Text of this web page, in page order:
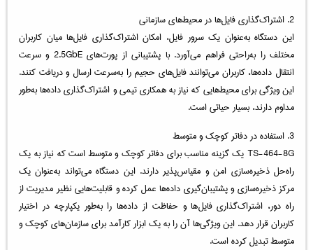
2. اشتراک‌گذاری فایل‌ها در محیط‌های سازمانی
این دستگاه به‌عنوان یک سرور فایل، امکان اشتراک‌گذاری فایل‌ها میان کاربران
مختلف را به‌راحتی فراهم می‌آورد. با پشتیبانی از پورت‌های 2.5GbE و سرعت
انتقال داده‌ها، کاربران می‌توانند فایل‌های حجیم را به‌سرعت ارسال و دریافت کنند.
این ویژگی برای محیط‌هایی که نیاز به همکاری تیمی و اشتراک‌گذاری داده‌ها به‌طور
مداوم دارند، بسیار حیاتی است.
3. استفاده در دفاتر کوچک و متوسط
TS-464-8G یک گزینه مناسب برای دفاتر کوچک و متوسط است که نیاز به یک
راه‌حل ذخیره‌سازی امن و مقیاس‌پذیر دارند. این دستگاه می‌تواند به‌عنوان یک
مرکز ذخیره‌سازی و پشتیبان‌گیری داده‌ها عمل کرده و قابلیت‌هایی نظیر مدیریت از
راه دور، اشتراک‌گذاری فایل‌ها و حفاظت از داده‌ها را به‌طور یکپارچه در اختیار
کاربران قرار دهد. این ویژگی‌ها آن را به یک ابزار کارآمد برای سازمان‌های کوچک و
متوسط تبدیل کرده است.